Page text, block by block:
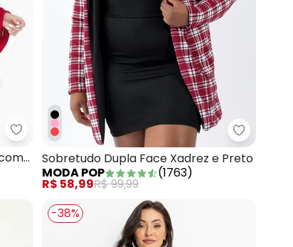
Transpassado
Moda Pop - Vestido Bordô de um Ombro Só com
Moda
Sobretudo Dupla Face Xadrez e Preto
MODA POP
(1763)
R$ 58,99R$ 99,99
-38%